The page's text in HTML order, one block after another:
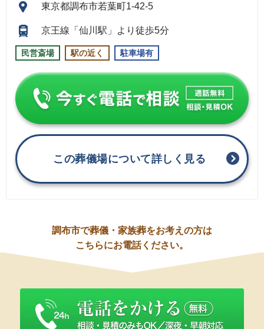
東京都調布市若葉町1-42-5
京王線「仙川駅」より徒歩5分
民営斎場 駅の近く 駐車場有
この葬儀場について詳しく見る
調布市で葬儀・家族葬をお考えの方は
こちらにお電話ください。